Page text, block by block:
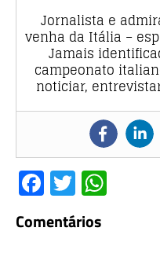
Jornalista e
venha da Itália –
Jamais
campeonato
noticiar,
F
a
c
T
w
it
Comentários